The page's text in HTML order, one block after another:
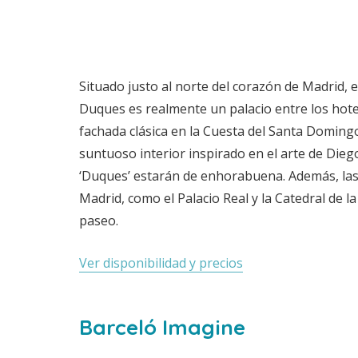
Situado justo al norte del corazón de Madrid,
Duques es realmente un palacio entre los
fachada clásica en la Cuesta del Santa
suntuoso interior inspirado en el arte de
‘Duques’ estarán de enhorabuena. Además,
Madrid, como el Palacio Real y la Catedral de
paseo.
Ver disponibilidad y precios
Barceló Imagine